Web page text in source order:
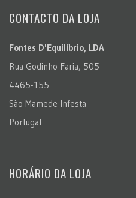
CONTACTO DA LOJA
Fontes D'Equilíbrio, LDA
Rua Godinho Faria, 505
4465-155
São Mamede Infesta
Portugal
HORÁRIO DA LOJA